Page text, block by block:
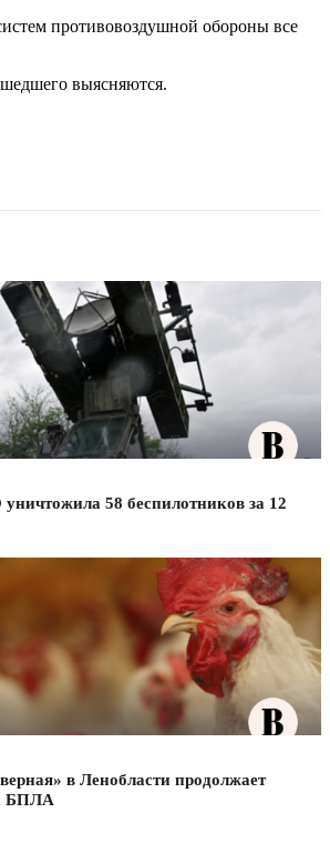
противовоздушной обороны все
выясняются.
58 беспилотников за 12
в Ленобласти продолжает
БПЛА